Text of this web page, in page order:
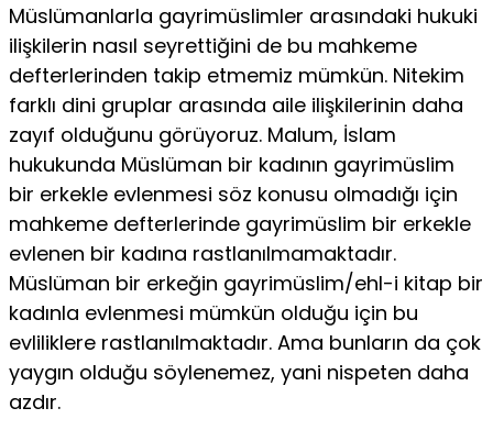
Müslümanlarla gayrimüslimler arasındaki hukuki
ilişkilerin nasıl seyrettiğini de bu mahkeme
defterlerinden takip etmemiz mümkün. Nitekim
farklı dini gruplar arasında aile ilişkilerinin daha
zayıf olduğunu görüyoruz. Malum, İslam
hukukunda Müs­lüman bir kadının gayrimüslim
bir erkekle evlenmesi söz konusu olmadığı için
mahkeme defterlerinde gayrimüslim bir erkekle
evlenen bir kadına rastlanılmamaktadır.
Müslüman bir erkeğin gayrimüslim/ehl-i kitap bir
kadınla evlenmesi mümkün olduğu için bu
evliliklere rastlanılmaktadır. Ama bunların da çok
yaygın olduğu söylenemez, yani nispeten daha
azdır.